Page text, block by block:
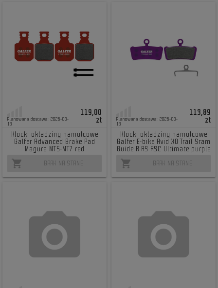
Planowana dostawa: 2026-08-
13
119,00
zł
Klocki okładziny hamulcowe
Galfer Advanced Brake Pad
Magura MT5-MT7 red
shopping_cart BRAK NA STANIE
Planowana dostawa: 2026-08-
13
113,89
zł
Klocki okładziny hamulcowe
Galfer E-bike Avid X0 Trail Sram
Guide R RS RSC Ultimate purple
shopping_cart BRAK NA STANIE